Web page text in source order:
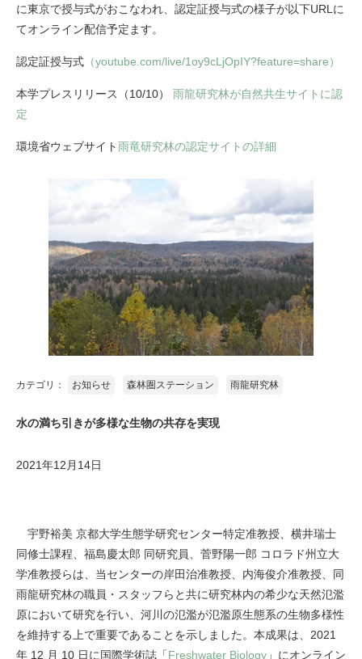
に東京で授与式がおこなわれ、認定証授与式の様子が以下URLに
てオンライン配信予定ます。
認定証授与式 （youtube.com/live/1oy9cLjOpIY?feature=share）
本学プレスリリース（10/10） 雨龍研究林が自然共生サイトに認
定
環境省ウェブサイト雨竜研究林の認定サイトの詳細
カテゴリ： お知らせ 森林圏ステーション 雨龍研究林
水の満ち引きが多様な生物の共存を実現
2021年12月14日
宇野裕美 京都大学生態学研究センター特定准教授、横井瑞士
同修士課程、福島慶太郎 同研究員、菅野陽一郎 コロラド州立大
学准教授らは、当センターの岸田治准教授、内海俊介准教授、同
雨龍研究林の職員・スタッフらと共に研究林内の希少な天然氾濫
原において研究を行い、河川の氾濫が氾濫原生態系の生物多様性
を維持する上で重要であることを示しました。本成果は、2021
年 12 月 10 日に国際学術誌「Freshwater Biology 」にオンライン